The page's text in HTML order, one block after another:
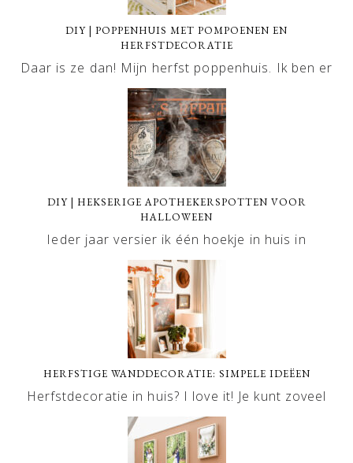
DIY | POPPENHUIS MET POMPOENEN EN
HERFSTDECORATIE
Daar is ze dan! Mijn herfst poppenhuis. Ik ben er
DIY | HEKSERIGE APOTHEKERSPOTTEN VOOR
HALLOWEEN
Ieder jaar versier ik één hoekje in huis in
HERFSTIGE WANDDECORATIE: SIMPELE IDEËEN
Herfstdecoratie in huis? I love it! Je kunt zoveel